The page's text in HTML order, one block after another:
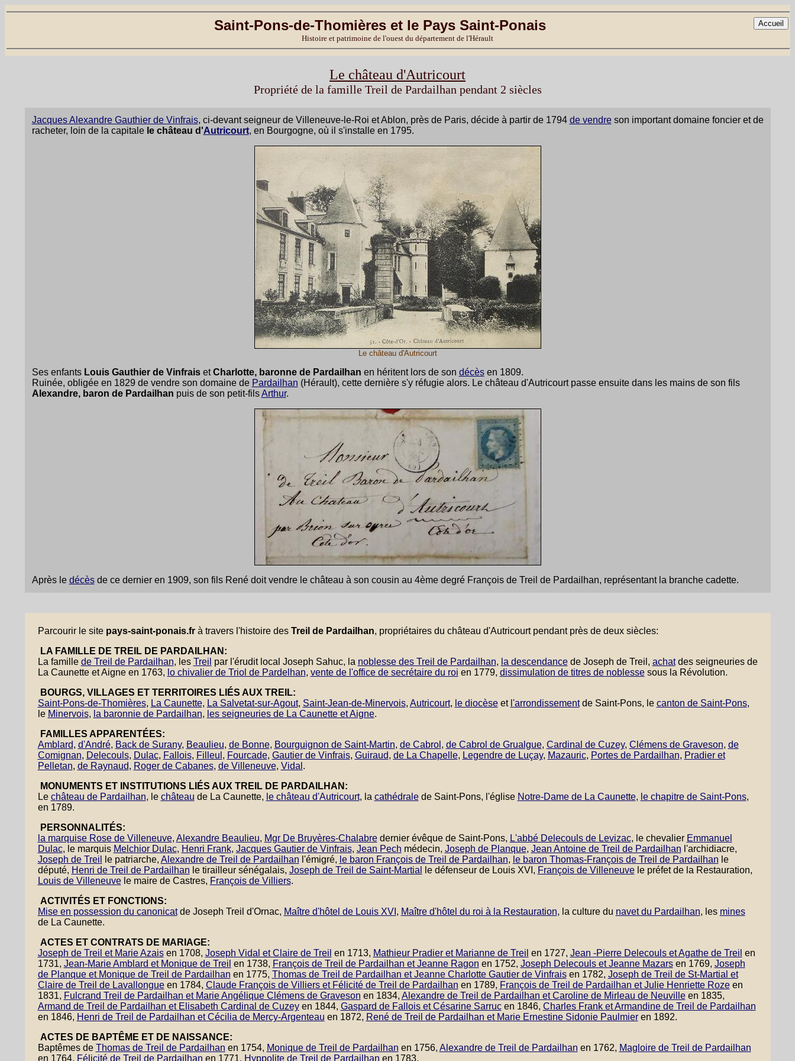
Saint-Pons-de-Thomières et le Pays Saint-Ponais
Histoire et patrimoine de l'ouest du département de l'Hérault
Le château d'Autricourt
Propriété de la famille Treil de Pardailhan pendant 2 siècles
Jacques Alexandre Gauthier de Vinfrais, ci-devant seigneur de Villeneuve-le-Roi et Ablon, près de Paris, décide à partir de 1794 de vendreson important domaine foncier et de
racheter, loin de la capitale le château d'Autricourt, en Bourgogne, où il s'installe en 1795.
Le château d'Autricourt
Ses enfants Louis Gauthier de VinfraisetCharlotte, baronne de Pardailhan en héritent lors de son décèsen 1809.
Ruinée, obligée en 1829 de vendre son domaine de Pardailhan (Hérault), cette dernière s'y réfugie alors. Le château d'Autricourt passe ensuite dans les mains de son fils
Alexandre, baron de Pardailhan puis de son petit-filsArthur.
Après le décèsde ce dernier en 1909, son fils René doit vendre le château à son cousin au 4ème degré François de Treil de Pardailhan, représentant la branche cadette.
Parcourir le site pays-saint-ponais.frà travers l'histoire des Treil de Pardailhan, propriétaires du château d'Autricourt pendant près de deux siècles:
LA FAMILLE DE TREIL DE PARDAILHAN:
La famille de Treil de Pardailhan, les Treil par l'érudit local Joseph Sahuc, la noblesse des Treil de Pardailhan, la descendancede Joseph de Treil, achatdes seigneuries de
La Caunette et Aigne en 1763, lo chivalier de Triol de Pardelhan, vente de l'office de secrétaire du roi en 1779, dissimulation de titres de noblessesous la Révolution.
BOURGS, VILLAGES ET TERRITOIRES LIÉS AUX TREIL:
Saint-Pons-de-Thomières, La Caunette, La Salvetat-sur-Agout, Saint-Jean-de-Minervois, Autricourt, le diocèseet l'arrondissementde Saint-Pons, le canton de Saint-Pons,
le Minervois, la baronnie de Pardailhan, les seigneuries de La Caunette et Aigne.
FAMILLES APPARENTÉES:
Amblard, d'André, Back de Surany, Beaulieu, de Bonne, Bourguignon de Saint-Martin, de Cabrol , de Cabrol de Grualgue, Cardinal de Cuzey, Clémens de Graveson, de
Comignan, Delecouls, Dulac, Fallois, Filleul , Fourcade, Gautier de Vinfrais, Guiraud, de La Chapelle, Legendre de Luçay, Mazauric, Portes de Pardailhan, Pradier et
Pelletan, de Raynaud, Roger de Cabanes, de Villeneuve, Vidal .
MONUMENTS ET INSTITUTIONS LIÉS AUX TREIL DE PARDAILHAN:
Le château de Pardailhan, le château de La Caunette, le château d'Autricourt, la cathédralede Saint-Pons, l'église Notre-Dame de La Caunette, le chapitre de Saint-Pons,
en 1789.
PERSONNALITÉS:
la marquise Rose de Villeneuve, Alexandre Beaulieu, Mgr De Bruyères-Chalabredernier évêque de Saint-Pons, L'abbé Delecouls de Levizac, le chevalier Emmanuel
Dulac, le marquis Melchior Dulac, Henri Frank, Jacques Gautier de Vinfrais, Jean Pech médecin, Joseph de Planque, Jean Antoine de Treil de Pardailhan l'archidiacre,
Joseph de Treil
le patriarche, Alexandre de Treil de Pardailhan l'émigré, le baron François de Treil de Pardailhan, le baron Thomas-François de Treil de Pardailhan le
député, Henri de Treil de Pardailhan le tirailleur sénégalais, Joseph de Treil de Saint-Martial le défenseur de Louis XVI, François de Villeneuvele préfet de la Restauration,
Louis de Villeneuvele maire de Castres, François de Villiers.
ACTIVITÉS ET FONCTIONS:
Mise en possession du canonicatde Joseph Treil d'Ornac, Maître d'hôtel de Louis XVI , Maître d'hôtel du roi à la Restauration, la culture du navet du Pardailhan, les mines
de La Caunette.
ACTES ET CONTRATS DE MARIAGE:
Joseph de Treil et Marie Azaisen 1708, Joseph Vidal et Claire de Treil en 1713, Mathieur Pradier et Marianne de Treil en 1727, Jean -Pierre Delecouls et Agathe de Treil en
1731, Jean-Marie Amblard et Monique de Treil en 1738, François de Treil de Pardailhan et Jeanne Ragon en 1752, Joseph Delecouls et Jeanne Mazarsen 1769, Joseph
de Planque et Monique de Treil de Pardailhan en 1775, Thomas de Treil de Pardailhan et Jeanne Charlotte Gautier de Vinfraisen 1782, Joseph de Treil de St-Martial et
Claire de Treil de Lavallongueen 1784, Claude François de Villiers et Félicité de Treil de Pardailhan en 1789, François de Treil de Pardailhan et Julie Henriette Rozeen
1831, Fulcrand Treil de Pardailhan et Marie Angélique Clémens de Graveson en 1834, Alexandre de Treil de Pardailhan et Caroline de Mirleau de Neuvilleen 1835,
Armand de Treil de Pardailhan et Elisabeth Cardinal de Cuzeyen 1844, Gaspard de Fallois et Césarine Sarrucen 1846, Charles Frank et Armandine de Treil de Pardailhan
en 1846, Henri de Treil de Pardailhan et Cécilia de Mercy-Argenteau en 1872, René de Treil de Pardailhan et Marie Ernestine Sidonie Paulmieren 1892.
ACTES DE BAPTÊME ET DE NAISSANCE:
Baptêmes de Thomas de Treil de Pardailhan en 1754, Monique de Treil de Pardailhan en 1756, Alexandre de Treil de Pardailhan en 1762, Magloire de Treil de Pardailhan
en 1764, Félicité de Treil de Pardailhan en 1771, Hyppolite de Treil de Pardailhan en 1783.